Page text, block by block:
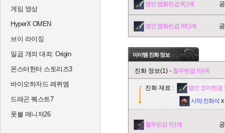
게임 영상
HyperX OMEN
브이 라이징
일곱 개의 대죄: Origin
몬스터헌터 스토리즈3
바이오하자드 레퀴엠
드래곤 퀘스트7
풋볼 매니저26
명인 염화린검 9단계
명인 염화린검 10단계
아이템 진화 정보
진화 정보(1) - 철무린검 1단계
진화 재료 :
명인 요마린검
사막 진화석
철무린검 1단계